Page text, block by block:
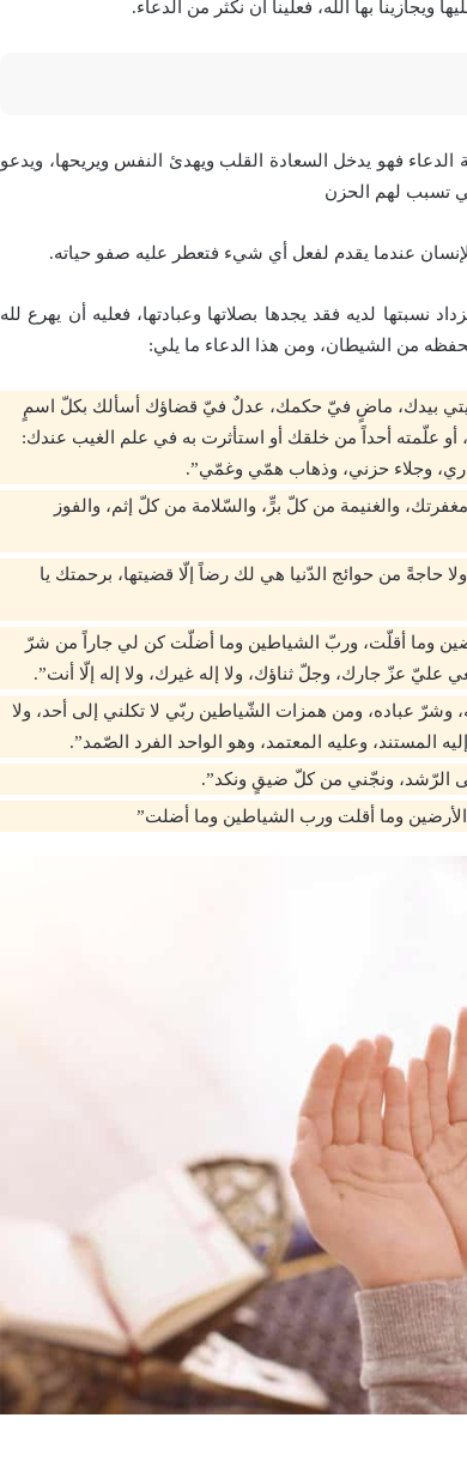
ويجازينا بها الله، فعلينا أن نكثر من الدعاء.
الدعاء فهو يدخل السعادة القلب ويهدئ النفس ويريحها، ويدعو
تسبب لهم الحزن
عندما يقدم لفعل أي شيء فتعطر عليه صفو حياته.
لديه فقد يجدها بصلاتها وعبادتها، فعليه أن يهرع لله
من الشيطان، ومن هذا الدعاء ما يلي:
بيدك، ماضٍ فيّ حكمك، عدلٌ فيّ قضاؤك أسألك بكلّ اسمٍ
علّمته أحداً من خلقك أو استأثرت به في علم الغيب عندك:
وجلاء حزني، وذهاب همّي وغمّي”.
والغنيمة من كلّ برٍّ، والسّلامة من كلّ إثم، والفوز
ولا حاجةً من حوائج الدّنيا هي لك رضاً إلّا قضيتها، برحمتك يا
وما أقلّت، وربّ الشياطين وما أضلّت كن لي جاراً من شرّ
عزّ جارك، وجلّ ثناؤك، ولا إله غيرك، ولا إله إلّا أنت”.
وشرّ عباده، ومن همزات الشّياطين ربّي لا تكلني إلى أحد، ولا
المستند، وعليه المعتمد، وهو الواحد الفرد الصّمد”.
الرّشد، ونجّني من كلّ ضيقٍ ونكد”.
وما أقلت ورب الشياطين وما أضلت”